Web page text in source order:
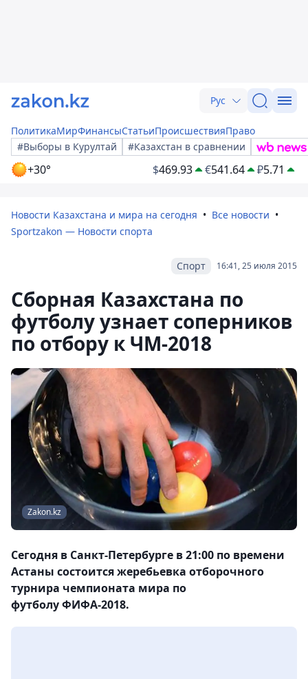
Рус
ПолитикаМирФинансыСтатьиПроисшествияПраво
#Выборы в Курултай
#Казахстан в сравнении
+30° $469.93 €541.64 ₽5.71
Новости Казахстана и мира на сегодня
Все новости
Sportzakon — Новости спорта
16:41, 25 июля 2015
Спорт
Сборная Казахстана по
футболу узнает соперников
по отбору к ЧМ-2018
Zakon.kz
Сегодня в Санкт-Петербурге в 21:00 по времени
Астаны состоится жеребьевка отборочного
турнира чемпионата мира по
футболу ФИФА-2018.